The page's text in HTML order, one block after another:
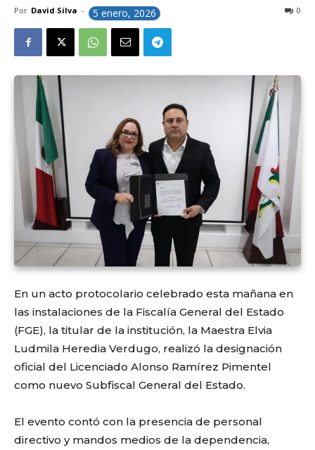
Por David Silva - 5 enero, 2026 0
En un acto protocolario celebrado esta mañana en
las instalaciones de la Fiscalía General del Estado
(FGE), la titular de la institución, la Maestra Elvia
Ludmila Heredia Verdugo, realizó la designación
oficial del Licenciado Alonso Ramírez Pimentel
como nuevo Subfiscal General del Estado.
El evento contó con la presencia de personal
directivo y mandos medios de la dependencia,